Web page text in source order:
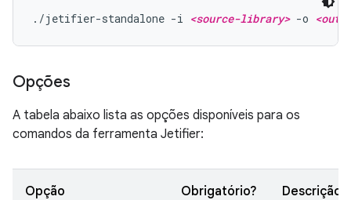
./jetifier-standalone -i <source-library> -o
Opções
A tabela abaixo lista as opções disponíveis para os
comandos da ferramenta Jetifier:
Opção Obrigatório? Descrição